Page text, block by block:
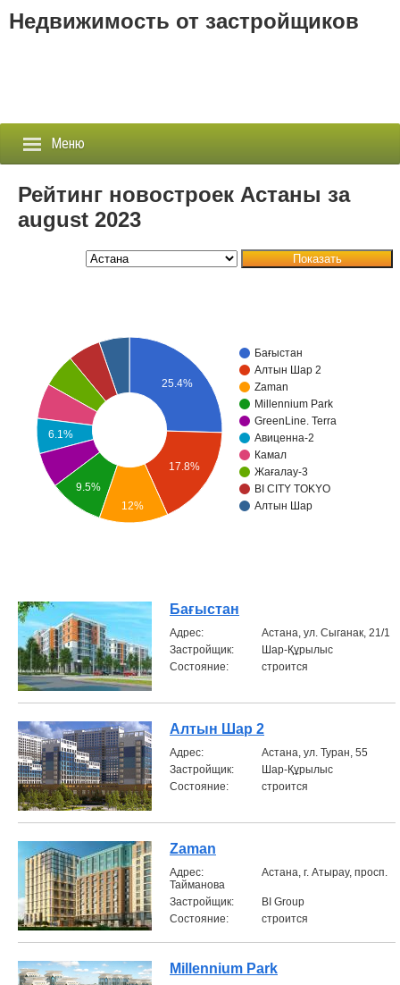
Недвижимость от застройщиков
Меню
Застройщики
Новостройки
Агентства
Объявления
Кабинет
Рейтинг новостроек Астаны за
august 2023
Показать
Бағыстан
Алтын Шар 2
Zaman
Millennium Park
GreenLine. Terra
Авиценна-2
Камал
Жағалау-3
BI CITY TOKYO
Алтын Шар
25.4%
17.8%
6.1%
9.5%
12%
Бағыстан
Aдрес:
Астана, ул. Сыганак, 21/1
Застройщик:
Шар-Құрылыс
Состояние:
строится
Алтын Шар 2
Aдрес:
Астана, ул. Туран, 55
Застройщик:
Шар-Құрылыс
Состояние:
строится
Zaman
Aдрес:
Астана, г. Атырау, просп.
Тайманова
Застройщик:
BI Group
Состояние:
строится
Millennium Park